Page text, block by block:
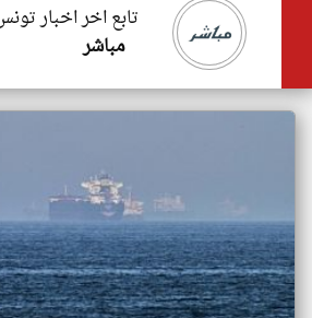
تابع اخر اخبار
مباشر